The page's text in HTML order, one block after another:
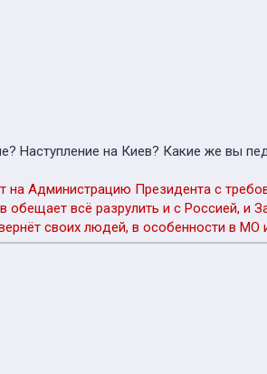
Наступление на Киев? Какие же вы
Администрацию Президента с
всё разрулить и с Россией, и
своих людей, в особенности в МО